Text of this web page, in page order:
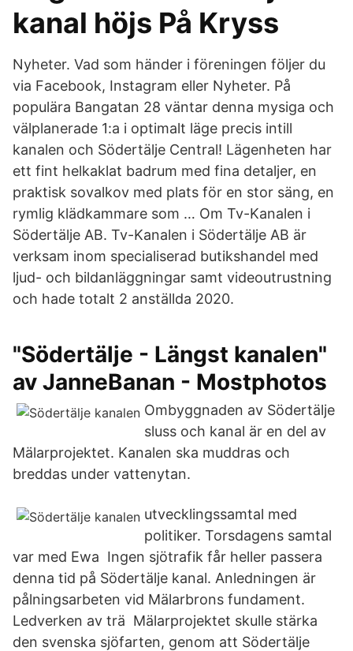
kanal höjs På Kryss
Nyheter. Vad som händer i föreningen följer du
via Facebook, Instagram eller Nyheter. På
populära Bangatan 28 väntar denna mysiga och
välplanerade 1:a i optimalt läge precis intill
kanalen och Södertälje Central! Lägenheten har
ett fint helkaklat badrum med fina detaljer, en
praktisk sovalkov med plats för en stor säng, en
rymlig klädkammare som … Om Tv-Kanalen i
Södertälje AB. Tv-Kanalen i Södertälje AB är
verksam inom specialiserad butikshandel med
ljud- och bildanläggningar samt videoutrustning
och hade totalt 2 anställda 2020.
"Södertälje - Längst kanalen"
av JanneBanan - Mostphotos
Ombyggnaden av Södertälje
sluss och kanal är en del av
Mälarprojektet. Kanalen ska muddras och
breddas under vattenytan.
utvecklingssamtal med
politiker. Torsdagens samtal
var med Ewa Ingen sjötrafik får heller passera
denna tid på Södertälje kanal. Anledningen är
pålningsarbeten vid Mälarbrons fundament.
Ledverken av trä Mälarprojektet skulle stärka
den svenska sjöfarten, genom att Södertälje